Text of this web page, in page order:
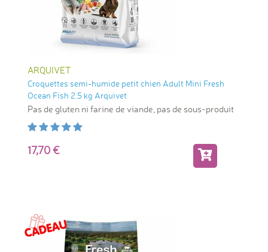
ARQUIVET
Croquettes semi-humide petit chien Adult Mini Fresh
Ocean Fish 2.5 kg Arquivet
Pas de gluten ni farine de viande, pas de sous-produit
17,70